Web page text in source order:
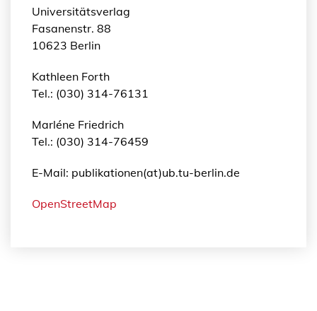
Universitätsverlag
Fasanenstr. 88
10623 Berlin
Kathleen Forth
Tel.: (030) 314-76131
Marléne Friedrich
Tel.: (030) 314-76459
E-Mail: publikationen(at)ub.tu-berlin.de
OpenStreetMap